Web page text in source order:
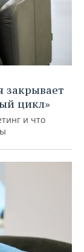
закрывает
цикл»
и что